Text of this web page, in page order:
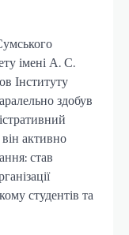
імені А. С.
Інституту
здобув
активно
став
студентів та